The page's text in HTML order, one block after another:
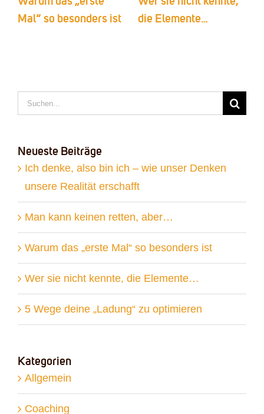
Mal“ so besonders ist
die Elemente…
Suche
nach:
Neueste Beiträge
Ich denke, also bin ich – wie unser Denken
unsere Realität erschafft
Man kann keinen retten, aber…
Warum das „erste Mal“ so besonders ist
Wer sie nicht kennte, die Elemente…
5 Wege deine „Ladung“ zu optimieren
Kategorien
Allgemein
Coaching